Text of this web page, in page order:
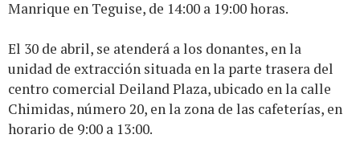
Manrique en Teguise, de 14:00 a 19:00 horas.
El 30 de abril, se atenderá a los donantes, en la
unidad de extracción situada en la parte trasera del
centro comercial Deiland Plaza, ubicado en la calle
Chimidas, número 20, en la zona de las cafeterías, en
horario de 9:00 a 13:00.